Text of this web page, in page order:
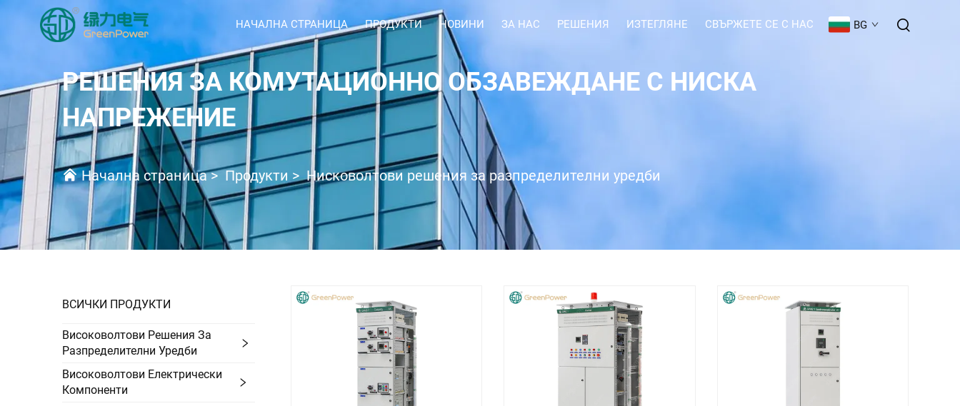
НАЧАЛНА СТРАНИЦА ПРОДУКТИ НОВИНИ ЗА НАС РЕШЕНИЯ ИЗТЕГЛЯНЕ СВЪРЖЕТЕ СЕ С НАС BG
РЕШЕНИЯ ЗА КОМУТАЦИОННО ОБЗАВЕЖДАНЕ С НИСКА
НАПРЕЖЕНИЕ
Начална страница>Продукти >Нисковолтови решения за разпределителни уредби
ВСИЧКИ ПРОДУКТИ
Високоволтови Решения За
Разпределителни Уредби
Високоволтови Електрически
Компоненти